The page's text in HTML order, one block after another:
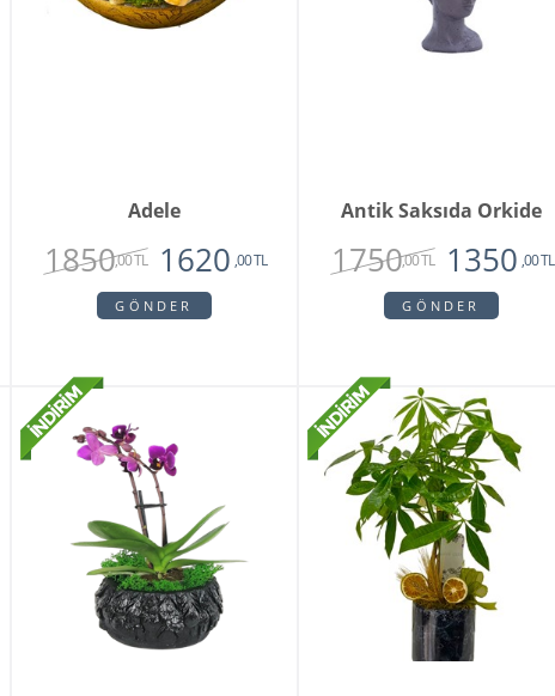
Adele
1850,00 TL 1620 ,00 TL
GÖNDER
Antik Saksıda Orkide
1750,00 TL 1350 ,00 TL
GÖNDER